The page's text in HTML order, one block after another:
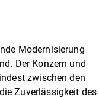
Modernisierung
Der Konzern und
zwischen den
Zuverlässigkeit des